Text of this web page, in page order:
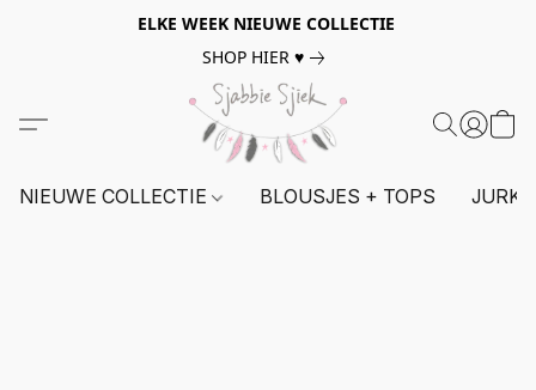
ELKE WEEK NIEUWE COLLECTIE
SHOP HIER ♥
NIEUWE COLLECTIE BLOUSJES + TOPS